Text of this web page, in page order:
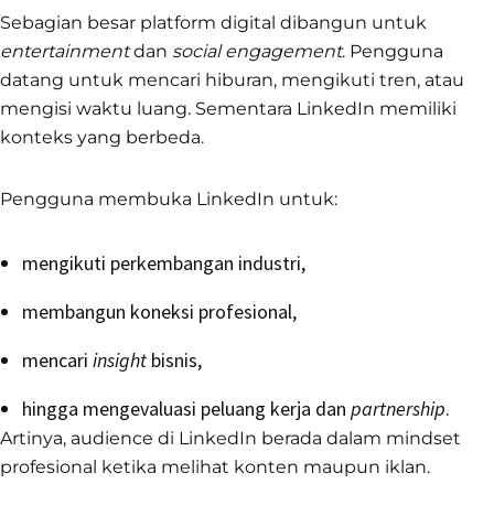
Sebagian besar platform digital dibangun untuk
entertainmentdan social engagement. Pengguna
datang untuk mencari hiburan, mengikuti tren, atau
mengisi waktu luang. Sementara LinkedIn memiliki
konteks yang berbeda.
Pengguna membuka LinkedIn untuk:
mengikuti perkembangan industri,
membangun koneksi profesional,
mencari insight bisnis,
hingga mengevaluasi peluang kerja dan partnership.
Artinya, audience di LinkedIn berada dalam mindset
profesional ketika melihat konten maupun iklan.